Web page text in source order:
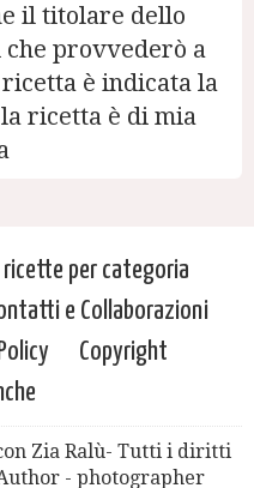
il titolare dello
che provvederò a
è indicata la
ricetta è di mia
per categoria
e Collaborazioni
Copyright
Zia Ralù- Tutti i diritti
- photographer